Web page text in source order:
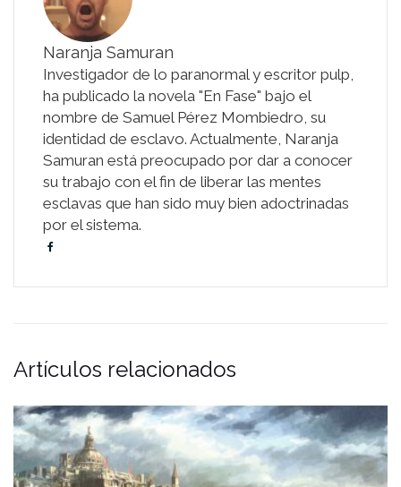
Naranja Samuran
Investigador de lo paranormal y escritor pulp,
ha publicado la novela "En Fase" bajo el
nombre de Samuel Pérez Mombiedro, su
identidad de esclavo. Actualmente, Naranja
Samuran está preocupado por dar a conocer
su trabajo con el fin de liberar las mentes
esclavas que han sido muy bien adoctrinadas
por el sistema.
Artículos relacionados